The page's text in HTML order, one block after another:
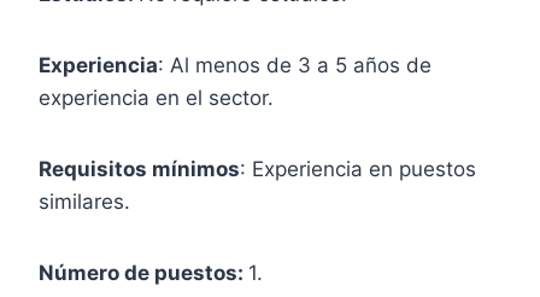
Experiencia: Al menos de 3 a 5 años de
experiencia en el sector.
Requisitos mínimos: Experiencia en puestos
similares.
Número de puestos: 1.